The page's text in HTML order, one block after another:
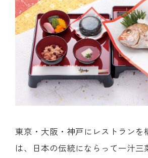
東京・大阪・神戸にレストランを
は、日本の伝統にならって一汁三